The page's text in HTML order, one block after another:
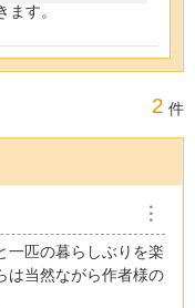
す。
2 件
︙
一匹の暮らしぶりを楽
は当然ながら作者様の